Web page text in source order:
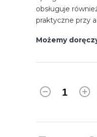
Możemy
obsługuje
praktyczne przy